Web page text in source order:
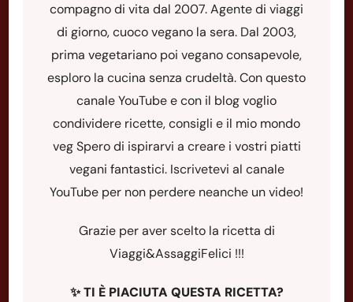
compagno di vita dal 2007. Agente di viaggi
di giorno, cuoco vegano la sera. Dal 2003,
prima vegetariano poi vegano consapevole,
esploro la cucina senza crudeltà. Con questo
canale YouTube e con il blog voglio
condividere ricette, consigli e il mio mondo
veg Spero di ispirarvi a creare i vostri piatti
vegani fantastici. Iscrivetevi al canale
YouTube per non perdere neanche un video!
Grazie per aver scelto la ricetta di
Viaggi&AssaggiFelici !!!
✨TI È PIACIUTA QUESTA RICETTA?